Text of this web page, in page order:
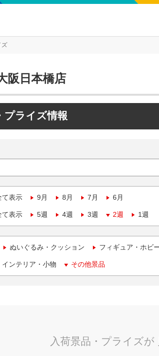
ズ
阪日本橋店
プライズ情報
て表示 9月 8月 7月 6月
て表示 5週 4週 3週 2週 1週
ぬいぐるみ・クッション フィギュア・ホビ
ンテリア・小物 その他景品